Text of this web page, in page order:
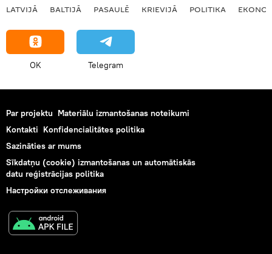
LATVIJĀ BALTIJĀ PASAULĒ KRIEVIJĀ POLITIKA
OK Telegram
Par projektu Materiālu izmantošanas noteikumi
Kontakti Konfidencialitātes politika
Sazināties ar mums
Sīkdatņu (cookie) izmantošanas un automātiskās
datu reģistrācijas politika
Настройки отслеживания